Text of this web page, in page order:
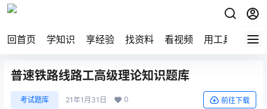
回首页 学知识 享经验 找资料 看视频 用工具 论技
普速铁路线路工高级理论知识题库
考试题库 21年1月31日 0 前往下载